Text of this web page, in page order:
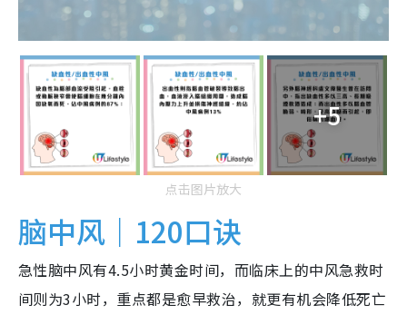
+5
点击图片放大
脑中风｜120口诀
急性脑中风有4.5小时黄金时间，而临床上的中风急救时
间则为3小时，重点都是愈早救治，就更有机会降低死亡